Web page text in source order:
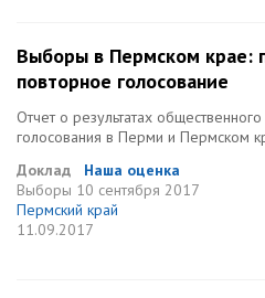
Выборы в Пермском крае:
повторное голосование
Отчет о результатах
голосования в Перми и Пермском
Доклад
Наша оценка
Выборы 10 сентября 2017
Пермский край
11.09.2017